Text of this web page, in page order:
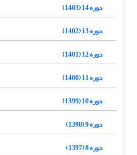
دوره 14 (1403)
دوره 13 (1402)
دوره 12 (1401)
دوره 11 (1400)
دوره 10 (1399)
دوره 9 (1398)
دوره 8 (1397)